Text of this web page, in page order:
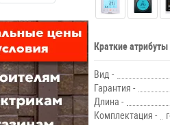
Краткие атрибуты
Вид -
Гарантия -
Длина -
Комплектация -